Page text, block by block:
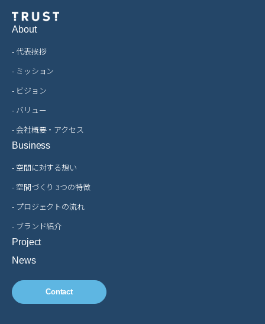
About
- 代表挨拶
- ミッション
- ビジョン
- バリュー
- 会社概要・アクセス
Business
- 空間に対する想い
- 空間づくり 3つの特徴
- プロジェクトの流れ
- ブランド紹介
Project
News
Contact